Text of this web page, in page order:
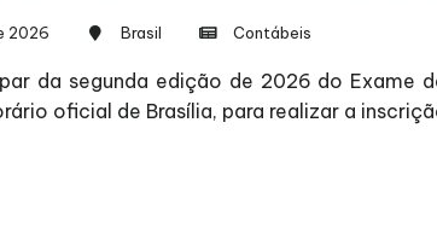
2026 Brasil Contábeis
da segunda edição de 2026 do Exame
oficial de Brasília, para realizar a